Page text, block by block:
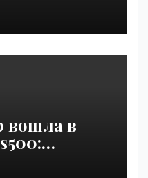
вошла в
компании